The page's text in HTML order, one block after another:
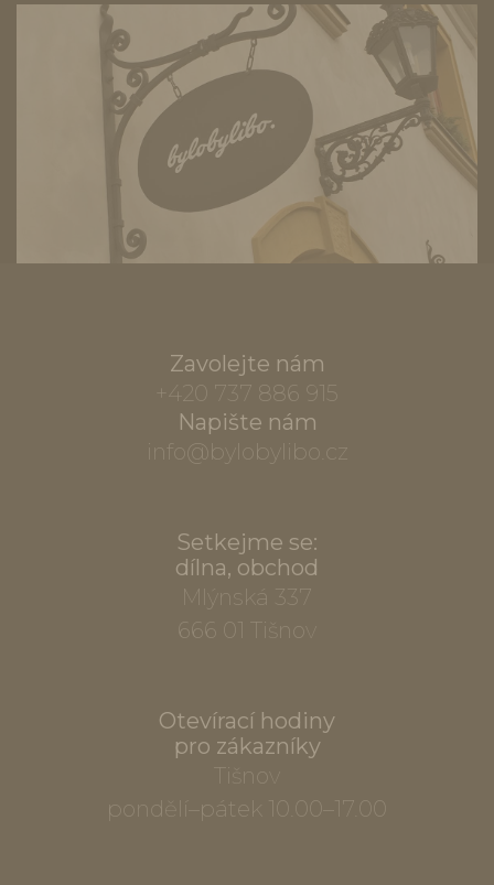
Zavolejte nám
+420 737 886 915
Napište nám
info@bylobylibo.cz
Setkejme se:
dílna, obchod
Mlýnská 337
666 01 Tišnov
Otevírací hodiny
pro zákazníky
Tišnov
pondělí–pátek 10.00–17.00